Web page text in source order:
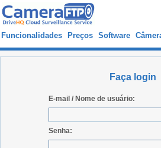
Funcionalidades Preços Software
Faça login
E-mail / Nome de usuário:
Senha: